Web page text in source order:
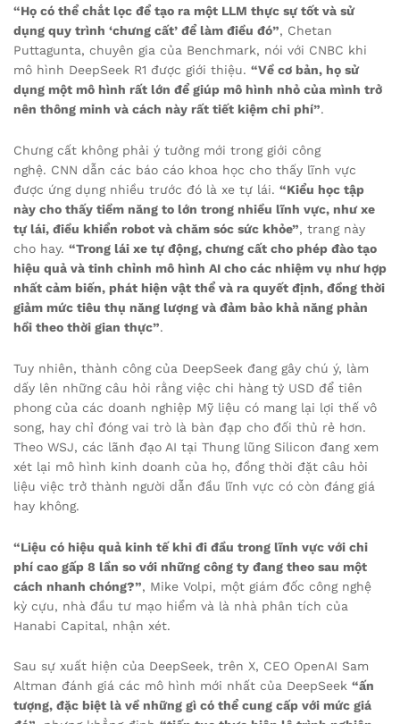
“Họ có thể chắt lọc để tạo ra một LLM thực sự tốt và sử
dụng quy trình ‘chưng cất’ để làm điều đó”, Chetan
Puttagunta, chuyên gia của Benchmark, nói với CNBC khi
mô hình DeepSeek R1 được giới thiệu. “Về cơ bản, họ sử
dụng một mô hình rất lớn để giúp mô hình nhỏ của mình trở
nên thông minh và cách này rất tiết kiệm chi phí”.
Chưng cất không phải ý tưởng mới trong giới công
nghệ. CNN dẫn các báo cáo khoa học cho thấy lĩnh vực
được ứng dụng nhiều trước đó là xe tự lái. “Kiểu học tập
này cho thấy tiềm năng to lớn trong nhiều lĩnh vực, như xe
tự lái, điều khiển robot và chăm sóc sức khỏe”, trang này
cho hay. “Trong lái xe tự động, chưng cất cho phép đào tạo
hiệu quả và tinh chỉnh mô hình AI cho các nhiệm vụ như hợp
nhất cảm biến, phát hiện vật thể và ra quyết định, đồng thời
giảm mức tiêu thụ năng lượng và đảm bảo khả năng phản
hồi theo thời gian thực”.
Tuy nhiên, thành công của DeepSeek đang gây chú ý, làm
dấy lên những câu hỏi rằng việc chi hàng tỷ USD để tiên
phong của các doanh nghiệp Mỹ liệu có mang lại lợi thế vô
song, hay chỉ đóng vai trò là bàn đạp cho đối thủ rẻ hơn.
Theo WSJ, các lãnh đạo AI tại Thung lũng Silicon đang xem
xét lại mô hình kinh doanh của họ, đồng thời đặt câu hỏi
liệu việc trở thành người dẫn đầu lĩnh vực có còn đáng giá
hay không.
“Liệu có hiệu quả kinh tế khi đi đầu trong lĩnh vực với chi
phí cao gấp 8 lần so với những công ty đang theo sau một
cách nhanh chóng?”, Mike Volpi, một giám đốc công nghệ
kỳ cựu, nhà đầu tư mạo hiểm và là nhà phân tích của
Hanabi Capital, nhận xét.
Sau sự xuất hiện của DeepSeek, trên X, CEO OpenAI Sam
Altman đánh giá các mô hình mới nhất của DeepSeek “ấn
tượng, đặc biệt là về những gì có thể cung cấp với mức giá